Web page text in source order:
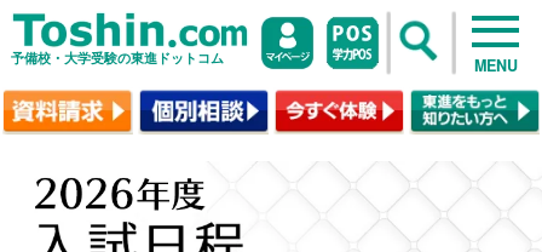
予備校・大学受験の東進ドットコム MENU